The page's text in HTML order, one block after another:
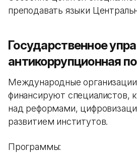
преподавать языки
Государственное
антикоррупционная
Международные организации
финансируют специалистов,
над реформами,
развитием институтов.
Программы: